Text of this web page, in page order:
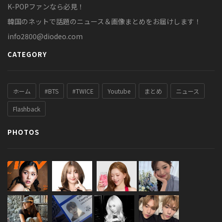
K-POPファンなら必見！
韓国のネットで話題のニュース＆画像まとめをお届けします！
info2800@diodeo.com
CATEGORY
ホーム #BTS #TWICE Youtube まとめ ニュース
Flashback
PHOTOS